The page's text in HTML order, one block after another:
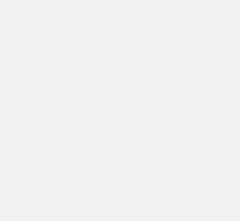
Gelegenheit, so viele
führen, zu fachsimpeln, sich
wichtig ist – alte
knüpfen. Wir laden daher alle
Getränk in unserer
aus der VDKF-
und -Präsidium sind an allen